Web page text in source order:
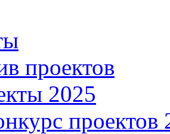
проектов
2025
проектов